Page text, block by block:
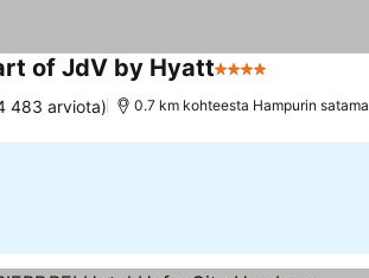
of JdV by Hyatt4 Tähtiluokitus
483 arviota) 0.7 km kohteesta Hampurin satama